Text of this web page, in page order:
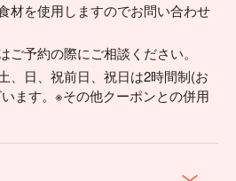
材を使用しますのでお問い合わせ
ご予約の際にご相談ください。
、日、祝前日、祝日は2時間制(お
ます。※その他クーポンとの併用